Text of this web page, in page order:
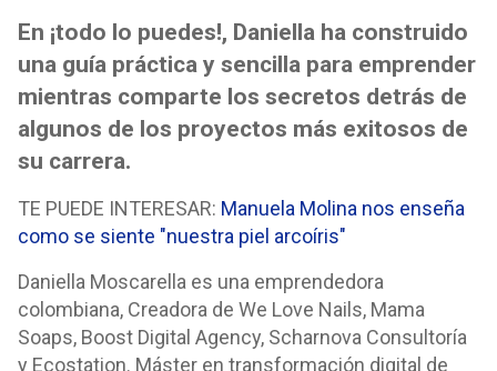
En ¡todo lo puedes!, Daniella ha construido
una guía práctica y sencilla para emprender
mientras comparte los secretos detrás de
algunos de los proyectos más exitosos de
su carrera.
TE PUEDE INTERESAR: Manuela Molina nos enseña
como se siente "nuestra piel arcoíris"
Daniella Moscarella es una emprendedora
colombiana, Creadora de We Love Nails, Mama
Soaps, Boost Digital Agency, Scharnova Consultoría
y Ecostation. Máster en transformación digital de